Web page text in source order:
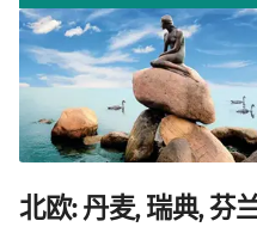
北欧: 丹麦, 瑞典, 芬